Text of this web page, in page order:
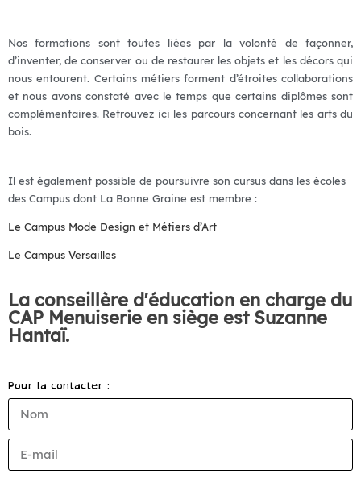
Nos formations sont toutes liées par la volonté de façonner,
d’inventer, de conserver ou de restaurer les objets et les décors qui
nous entourent. Certains métiers forment d’étroites collaborations
et nous avons constaté avec le temps que certains diplômes sont
complémentaires. Retrouvez ici les parcours concernant les arts du
bois.
Il est également possible de poursuivre son cursus dans les écoles
des Campus dont La Bonne Graine est membre :
Le Campus Mode Design et Métiers d’Art
Le Campus Versailles
La conseillère d'éducation en charge du
CAP Menuiserie en siège est Suzanne
Hantaï.
Pour la contacter :